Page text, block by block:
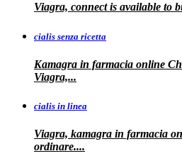
Viagra, connect is available to
cialis senza ricetta
Kamagra in farmacia online
Viagra,...
cialis in linea
Viagra, kamagra in farmacia
ordinare....